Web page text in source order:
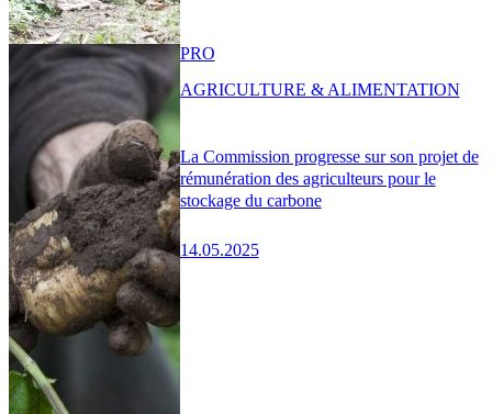
La Commission progresse sur son projet de
rémunération des agriculteurs pour le
stockage du carbone
14.05.2025
PRO
AGRICULTURE & ALIMENTATION